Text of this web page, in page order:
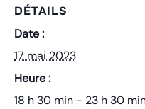
DÉTAILS
Date :
17 mai 2023
Heure :
18 h 30 min - 23 h 30